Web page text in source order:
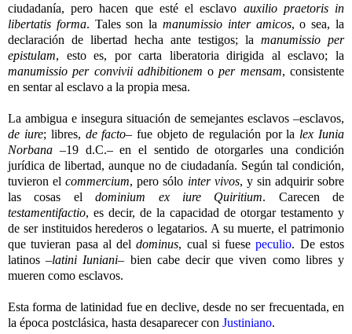
ciudadanía, pero hacen que esté el esclavo auxilio praetoris in
libertatis forma. Tales son lamanumissio inter amicos, o sea, la
declaración de libertad hecha ante testigos; la manumissio per
epistulam, esto es, por carta liberatoria dirigida al esclavo; la
manumissio per convivii adhibitionem oper mensam, consistente
en sentar al esclavo a la propia mesa.
La ambigua e insegura situación de semejantes esclavos –esclavos,
de iure; libres, de facto– fue objeto de regulación por la lex Iunia
Norbana –19 d.C.– en el sentido de otorgarles una condición
jurídica de libertad, aunque no de ciudadanía. Según tal condición,
tuvieron elcommercium, pero sólo inter vivos, y sin adquirir sobre
las cosas eldominium ex iure Quiritium. Carecen de
testamentifactio, es decir, de la capacidad de otorgar testamento y
de ser instituidos herederos o legatarios. A su muerte, el patrimonio
que tuvieran pasa al deldominus, cual si fuesepeculio. De estos
latinos –latini Iuniani– bien cabe decir que viven como libres y
mueren como esclavos.
Esta forma de latinidad fue en declive, desde no ser frecuentada, en
la época postclásica, hasta desaparecer con Justiniano.